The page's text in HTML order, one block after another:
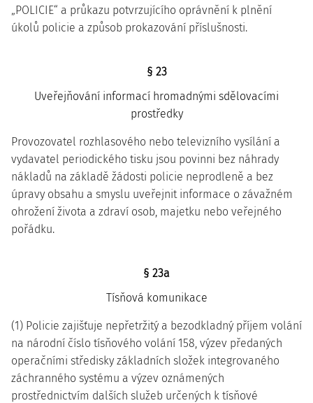
„POLICIE“ a průkazu potvrzujícího oprávnění k plnění
úkolů policie a způsob prokazování příslušnosti.
§ 23
Uveřejňování informací hromadnými sdělovacími
prostředky
Provozovatel rozhlasového nebo televizního vysílání a
vydavatel periodického tisku jsou povinni bez náhrady
nákladů na základě žádosti policie neprodleně a bez
úpravy obsahu a smyslu uveřejnit informace o závažném
ohrožení života a zdraví osob, majetku nebo veřejného
pořádku.
§ 23a
Tísňová komunikace
(1) Policie zajišťuje nepřetržitý a bezodkladný příjem volání
na národní číslo tísňového volání 158, výzev předaných
operačními středisky základních složek integrovaného
záchranného systému a výzev oznámených
prostřednictvím dalších služeb určených k tísňové